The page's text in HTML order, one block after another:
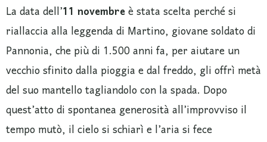
La data dell’11 novembreè stata scelta perché si
riallaccia alla leggenda di Martino, giovane soldato di
Pannonia, che più di 1.500 anni fa, per aiutare un
vecchio sfinito dalla pioggia e dal freddo, gli offrì metà
del suo mantello tagliandolo con la spada. Dopo
quest’atto di spontanea generosità all’improvviso il
tempo mutò, il cielo si schiarì e l’aria si fece